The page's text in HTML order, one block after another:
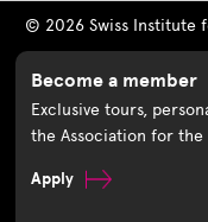
© 2026 Swiss Institute
Become a member
Exclusive tours,
the Association for the
Apply